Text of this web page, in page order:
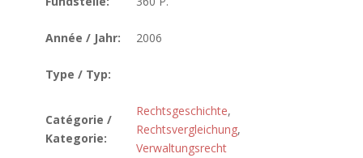
Année / Jahr: 2006
Type / Typ:
Catégorie /
Kategorie:
Rechtsgeschichte,
Rechtsvergleichung,
Verwaltungsrecht